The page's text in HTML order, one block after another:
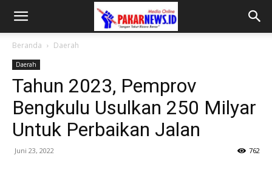
Beranda Daerah
Daerah
Tahun 2023, Pemprov
Bengkulu Usulkan 250 Milyar
Untuk Perbaikan Jalan
Juni 23, 2022 762